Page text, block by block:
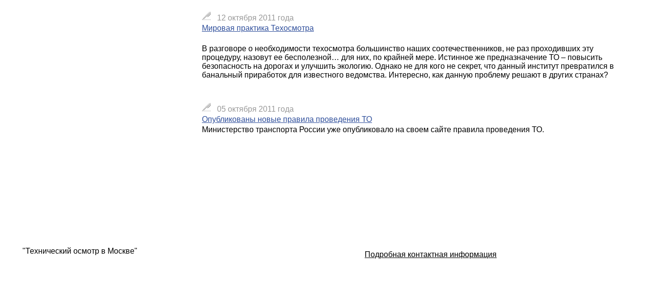
12 октября 2011 года
Мировая практика Техосмотра
В разговоре о необходимости техосмотра большинство наших соотечественников, не раз проходивших эту
процедуру, назовут ее бесполезной… для них, по крайней мере. Истинное же предназначение ТО – повысить
безопасность на дорогах и улучшить экологию. Однако не для кого не секрет, что данный институт превратился в
банальный приработок для известного ведомства. Интересно, как данную проблему решают в других странах?
05 октября 2011 года
Опубликованы новые правила проведения ТО
Министерство транспорта России уже опубликовало на своем сайте правила проведения ТО.
"Технический осмотр в Москве" Подробная контактная информация